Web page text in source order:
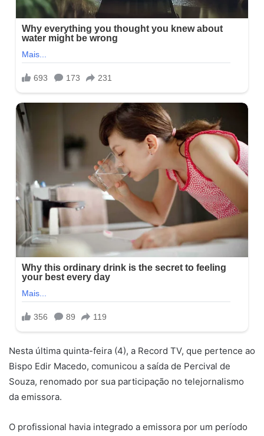
Nesta última quinta-feira (4), a Record TV, que pertence ao
Bispo Edir Macedo, comunicou a saída de Percival de
Souza, renomado por sua participação no telejornalismo
da emissora.
O profissional havia integrado a emissora por um período